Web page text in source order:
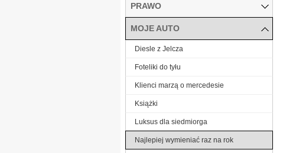
PRAWO
MOJE AUTO
Diesle z Jelcza
Foteliki do tyłu
Klienci marzą o mercedesie
Książki
Luksus dla siedmiorga
Najlepiej wymieniać raz na rok